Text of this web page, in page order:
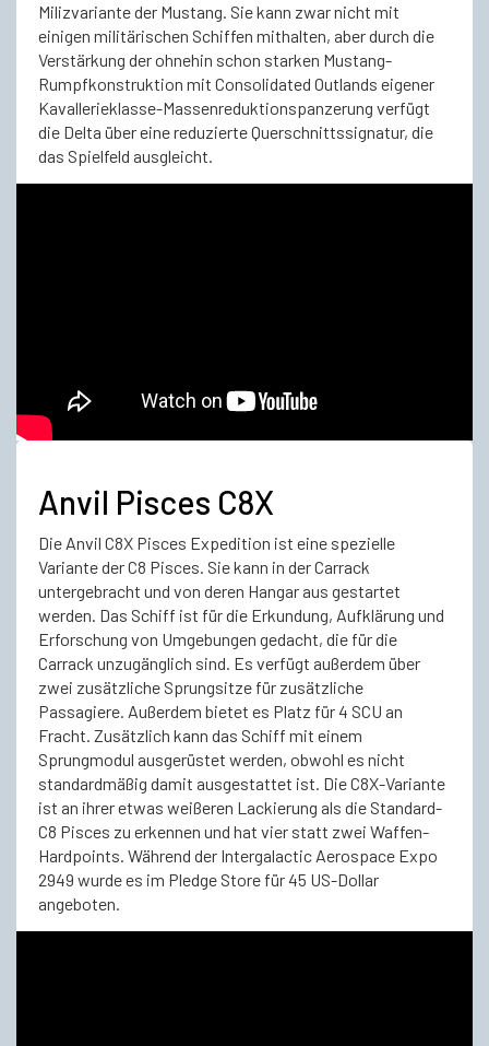
Milizvariante der Mustang. Sie kann zwar nicht mit
einigen militärischen Schiffen mithalten, aber durch die
Verstärkung der ohnehin schon starken Mustang-
Rumpfkonstruktion mit Consolidated Outlands eigener
Kavallerieklasse-Massenreduktionspanzerung verfügt
die Delta über eine reduzierte Querschnittssignatur, die
das Spielfeld ausgleicht.
Anvil Pisces C8X
Die Anvil C8X Pisces Expedition ist eine spezielle
Variante der C8 Pisces. Sie kann in der Carrack
untergebracht und von deren Hangar aus gestartet
werden. Das Schiff ist für die Erkundung, Aufklärung und
Erforschung von Umgebungen gedacht, die für die
Carrack unzugänglich sind. Es verfügt außerdem über
zwei zusätzliche Sprungsitze für zusätzliche
Passagiere. Außerdem bietet es Platz für 4 SCU an
Fracht. Zusätzlich kann das Schiff mit einem
Sprungmodul ausgerüstet werden, obwohl es nicht
standardmäßig damit ausgestattet ist. Die C8X-Variante
ist an ihrer etwas weißeren Lackierung als die Standard-
C8 Pisces zu erkennen und hat vier statt zwei Waffen-
Hardpoints. Während der Intergalactic Aerospace Expo
2949 wurde es im Pledge Store für 45 US-Dollar
angeboten.